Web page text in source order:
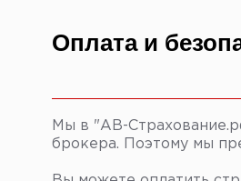
Оплата и
Мы в "АВ-
брокера. Поэтому мы